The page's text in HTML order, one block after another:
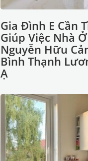
Gia Đình E Cần
Giúp Việc Nhà
Nguyễn Hữu
Bình Thạnh
Ạ